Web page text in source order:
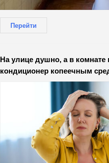
Перейти
На улице душно, а в комнате
кондиционер копеечным